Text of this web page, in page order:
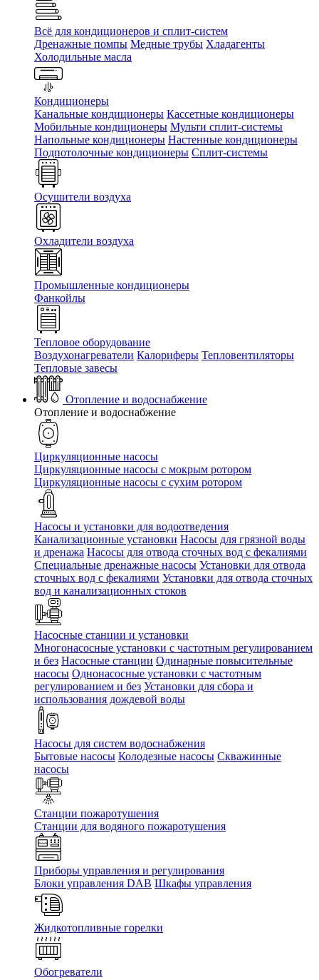
Всё для кондиционеров и сплит-систем
Дренажные помпы Медные трубы Хладагенты
Холодильные масла
Кондиционеры
Канальные кондиционеры Кассетные кондиционеры
Мобильные кондиционеры Мульти сплит-системы
Напольные кондиционеры Настенные кондиционеры
Подпотолочные кондиционеры Сплит-системы
Осушители воздуха
Охладители воздуха
Промышленные кондиционеры
Фанкойлы
Тепловое оборудование
Воздухонагреватели Калориферы Тепловентиляторы
Тепловые завесы
Отопление и водоснабжение
Отопление и водоснабжение
Циркуляционные насосы
Циркуляционные насосы с мокрым ротором
Циркуляционные насосы с сухим ротором
Насосы и установки для водоотведения
Канализационные установки Насосы для грязной воды
и дренажа Насосы для отвода сточных вод c фекалиями
Специальные дренажные насосы Установки для отвода
сточных вод c фекалиями Установки для отвода сточных
вод и канализационных стоков
Насосные станции и установки
Многонасосные установки с частотным регулированием
и без Насосные станции Одинарные повысительные
насосы Однонасосные установки с частотным
регулированием и без Установки для сбора и
использования дождевой воды
Насосы для систем водоснабжения
Бытовые насосы Колодезные насосы Скважинные
насосы
Станции пожаротушения
Станции для водяного пожаротушения
Приборы управления и регулирования
Блоки управления DAB Шкафы управления
Жидкотопливные горелки
Обогреватели